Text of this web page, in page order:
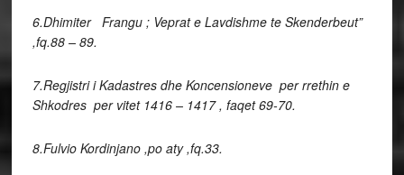
6.Dhimiter Frangu ; Veprat e Lavdishme te Skenderbeut”
,fq.88 – 89.
7.Regjistri i Kadastres dhe Koncensioneve per rrethin e
Shkodres per vitet 1416 – 1417 , faqet 69-70.
8.Fulvio Kordinjano ,po aty ,fq.33.